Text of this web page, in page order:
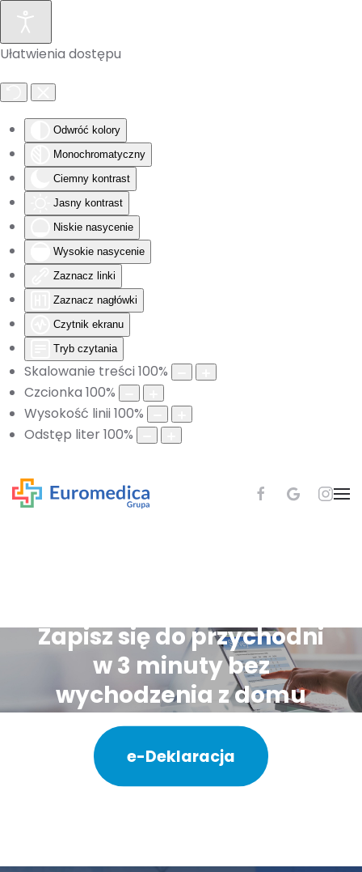
Ułatwienia dostępu
Odwróć kolory
Monochromatyczny
Ciemny kontrast
Jasny kontrast
Niskie nasycenie
Wysokie nasycenie
Zaznacz linki
Zaznacz nagłówki
Czytnik ekranu
Tryb czytania
Skalowanie treści 100%
Czcionka 100%
Wysokość linii 100%
Odstęp liter100%
Skip to main content
Zapisz się do przychodni
w 3 minuty bez
wychodzenia z domu
e-Deklaracja